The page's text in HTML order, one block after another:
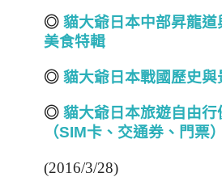
◎ 貓大爺日本中部昇龍
美食特輯
◎ 貓大爺日本戰國歷史與
◎ 貓大爺日本旅遊自由行
（SIM卡、交通券、門票）
(2016/3/28)